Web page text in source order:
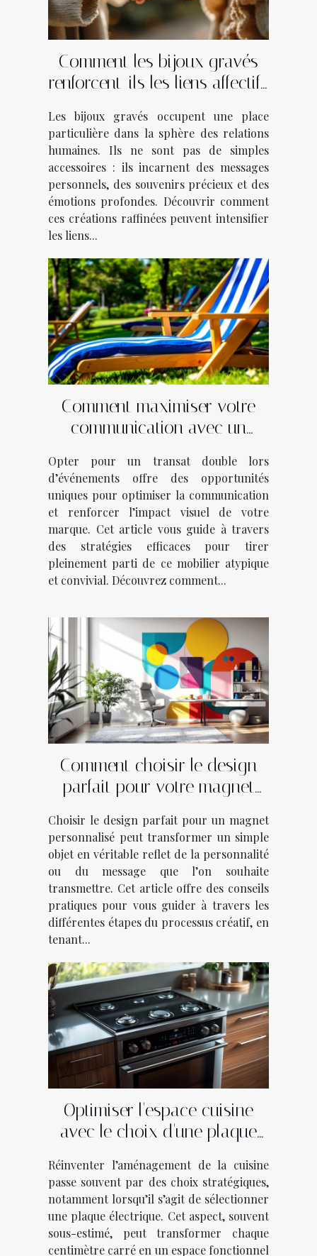
Comment les bijoux gravés
renforcent-ils les liens affectifs
Les bijoux gravés occupent une place
particulière dans la sphère des relations
humaines. Ils ne sont pas de simples
accessoires : ils incarnent des messages
personnels, des souvenirs précieux et des
émotions profondes. Découvrir comment
ces créations raffinées peuvent intensifier
les liens...
Comment maximiser votre
communication avec un
d’événements ?
Opter pour un transat double lors
d’événements offre des opportunités
uniques pour optimiser la communication
et renforcer l’impact visuel de votre
marque. Cet article vous guide à travers
des stratégies efficaces pour tirer
pleinement parti de ce mobilier atypique
et convivial. Découvrez comment...
Comment choisir le design
parfait pour votre magnet
Choisir le design parfait pour un magnet
personnalisé peut transformer un simple
objet en véritable reflet de la personnalité
ou du message que l’on souhaite
transmettre. Cet article offre des conseils
pratiques pour vous guider à travers les
différentes étapes du processus créatif, en
tenant...
Optimiser l'espace cuisine
avec le choix d'une plaque
Réinventer l’aménagement de la cuisine
passe souvent par des choix stratégiques,
notamment lorsqu’il s’agit de sélectionner
une plaque électrique. Cet aspect, souvent
sous-estimé, peut transformer chaque
centimètre carré en un espace fonctionnel